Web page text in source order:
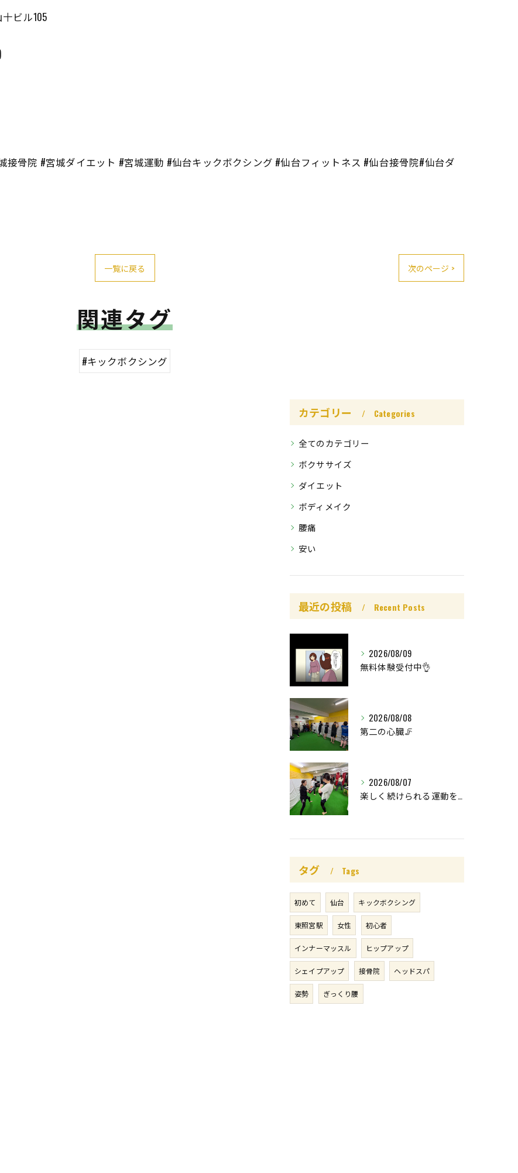
ビル105
骨院 #宮城ダイエット #宮城運動 #仙台キックボクシング #仙台フィットネス #仙台接骨院#仙台ダ
一覧に戻る 次のページ >
関連タグ
#キックボクシング
カテゴリー Categories
全てのカテゴリー
ボクササイズ
ダイエット
ボディメイク
腰痛
安い
最近の投稿 Recent Posts
2026/08/09
無料体験受付中👌
2026/08/08
第二の心臓🦵
2026/08/07
楽しく続けられる運動を😊
タグ Tags
初めて 仙台 キックボクシング
東照宮駅 女性 初心者
インナーマッスル ヒップアップ
シェイプアップ 接骨院 ヘッドスパ
姿勢 ぎっくり腰